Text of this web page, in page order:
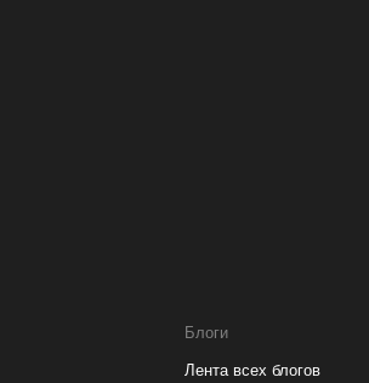
Блоги
Лента всех блогов